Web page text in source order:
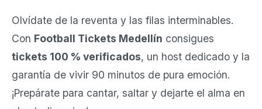
Olvídate de la reventa y las filas interminables.
Con Football Tickets Medellín consigues
tickets 100 % verificados, un host dedicado y la
garantía de vivir 90 minutos de pura emoción.
¡Prepárate para cantar, saltar y dejarte el alma en